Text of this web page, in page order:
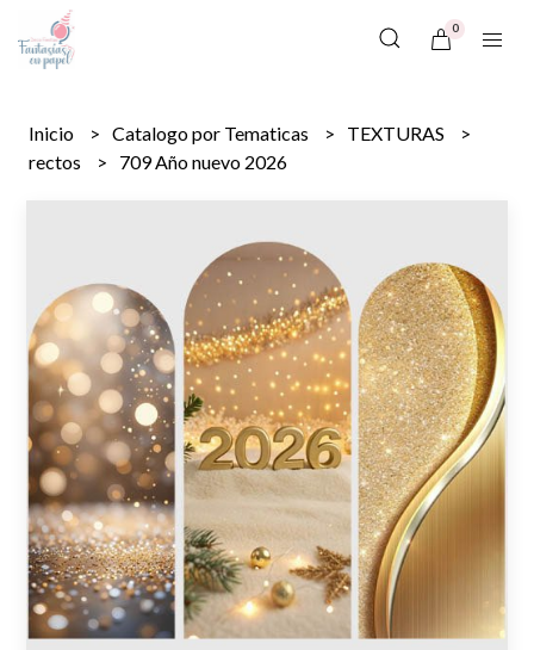
0
Inicio Catalogo por Tematicas
TEXTURAS
rectos
709 Año nuevo 2026